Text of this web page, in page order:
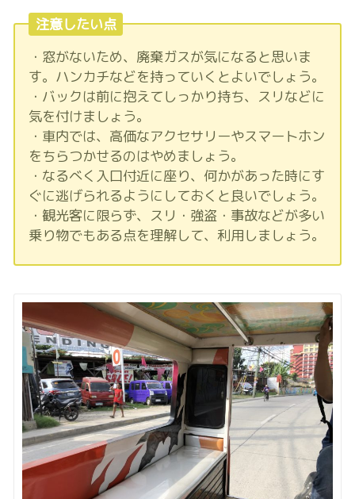
注意したい点
・窓がないため、廃棄ガスが気になると思いま
す。ハンカチなどを持っていくとよいでしょう。
・バックは前に抱えてしっかり持ち、スリなどに
気を付けましょう。
・車内では、高価なアクセサリーやスマートホン
をちらつかせるのはやめましょう。
・なるべく入口付近に座り、何かがあった時にす
ぐに逃げられるようにしておくと良いでしょう。
・観光客に限らず、スリ・強盗・事故などが多い
乗り物でもある点を理解して、利用しましょう。